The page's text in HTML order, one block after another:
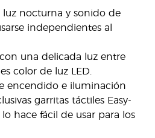
luz nocturna y sonido de
independientes al
con una delicada luz entre
color de luz LED.
encendido e iluminación
garritas táctiles Easy-
hace fácil de usar para los